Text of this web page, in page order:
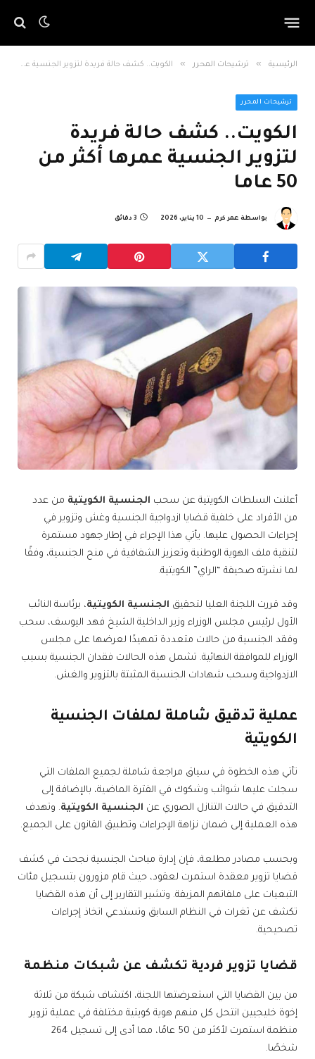
الرئيسية » ترشيحات المحرر » الكويت.. كشف حالة فريدة لتزوير الجنسية عمرها أكثر من 50 عاما
ترشيحات المحرر
الكويت.. كشف حالة فريدة
لتزوير الجنسية عمرها أكثر من
50 عاما
بواسطة عمر كرم 10 يناير، 2026 3 دقائق
أعلنت السلطات الكويتية عن سحب الجنسية الكويتية من عدد
من الأفراد على خلفية قضايا ازدواجية الجنسية وغش وتزوير في
إجراءات الحصول عليها. يأتي هذا الإجراء في إطار جهود مستمرة
لتنقية ملف الهوية الوطنية وتعزيز الشفافية في منح الجنسية، وفقًا
لما نشرته صحيفة “الراي” الكويتية.
وقد قررت اللجنة العليا لتحقيق الجنسية الكويتية، برئاسة النائب
الأول لرئيس مجلس الوزراء وزير الداخلية الشيخ فهد اليوسف، سحب
وفقد الجنسية من حالات متعددة تمهيدًا لعرضها على مجلس
الوزراء للموافقة النهائية. تشمل هذه الحالات فقدان الجنسية بسبب
الازدواجية وسحب شهادات الجنسية المثبتة بالتزوير والغش.
عملية تدقيق شاملة لملفات الجنسية
الكويتية
تأتي هذه الخطوة في سياق مراجعة شاملة لجميع الملفات التي
سجلت عليها شوائب وشكوك في الفترة الماضية، بالإضافة إلى
التدقيق في حالات التنازل الصوري عن الجنسية الكويتية. وتهدف
هذه العملية إلى ضمان نزاهة الإجراءات وتطبيق القانون على الجميع.
وبحسب مصادر مطلعة، فإن إدارة مباحث الجنسية نجحت في كشف
قضايا تزوير معقدة استمرت لعقود، حيث قام مزورون بتسجيل مئات
التبعيات على ملفاتهم المزيفة. وتشير التقارير إلى أن هذه القضايا
تكشف عن ثغرات في النظام السابق وتستدعي اتخاذ إجراءات
تصحيحية.
قضايا تزوير فردية تكشف عن شبكات منظمة
من بين القضايا التي استعرضتها اللجنة، اكتشاف شبكة من ثلاثة
إخوة خليجيين انتحل كل منهم هوية كويتية مختلفة في عملية تزوير
منظمة استمرت لأكثر من 50 عامًا، مما أدى إلى تسجيل 264
شخصًا.